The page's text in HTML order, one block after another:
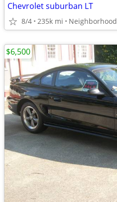
Chevrolet suburban LT
8/4 235k mi Neighborhood
$6,500